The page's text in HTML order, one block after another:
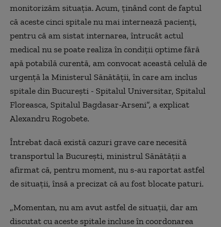
monitorizăm situația. Acum, ținând cont de faptul
că aceste cinci spitale nu mai internează pacienți,
pentru că am sistat internarea, întrucât actul
medical nu se poate realiza în condiții optime fără
apă potabilă curentă, am convocat această celulă de
urgență la Ministerul Sănătății, în care am inclus
spitale din București - Spitalul Universitar, Spitalul
Floreasca, Spitalul Bagdasar-Arseni”, a explicat
Alexandru Rogobete.
Întrebat dacă există cazuri grave care necesită
transportul la București, ministrul Sănătății a
afirmat că, pentru moment, nu s-au raportat astfel
de situații, însă a precizat că au fost blocate paturi.
„Momentan, nu am avut astfel de situații, dar am
discutat cu aceste spitale incluse în coordonarea